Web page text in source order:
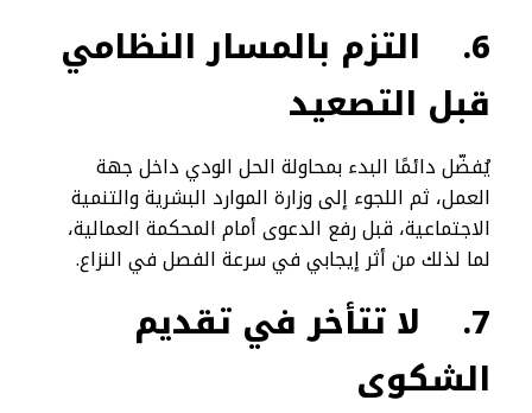
6.
التزم بالمسار النظامي
قبل التصعيد
يُفضّل دائمًا البدء بمحاولة الحل الودي داخل جهة
العمل، ثم اللجوء إلى وزارة الموارد البشرية والتنمية
الاجتماعية، قبل رفع الدعوى أمام المحكمة العمالية،
لما لذلك من أثر إيجابي في سرعة الفصل في النزاع.
7.
لا تتأخر في تقديم
الشكوى